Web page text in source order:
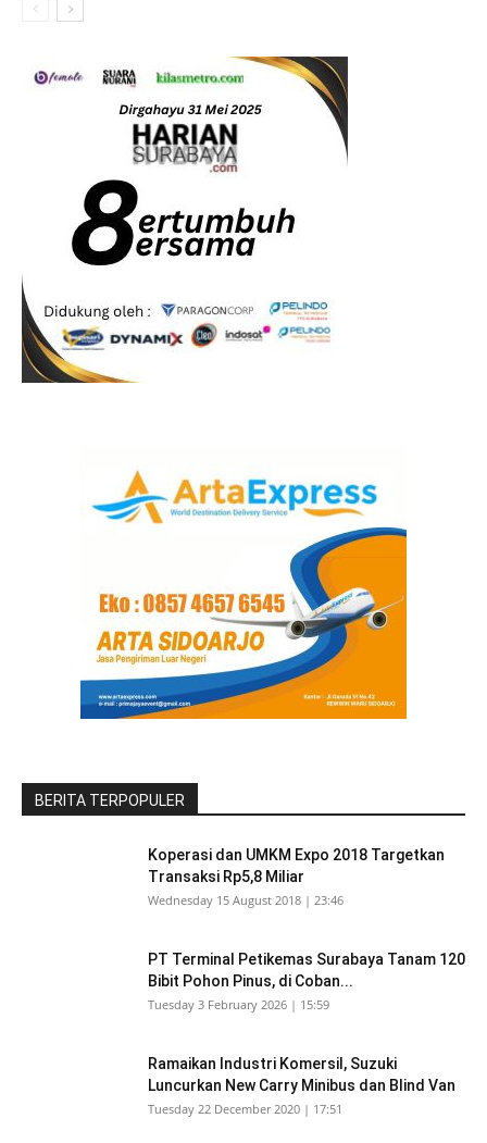
BERITA TERPOPULER
Koperasi dan UMKM Expo 2018 Targetkan
Transaksi Rp5,8 Miliar
Wednesday 15 August 2018 | 23:46
PT Terminal Petikemas Surabaya Tanam 120
Bibit Pohon Pinus, di Coban...
Tuesday 3 February 2026 | 15:59
Ramaikan Industri Komersil, Suzuki
Luncurkan New Carry Minibus dan Blind Van
Tuesday 22 December 2020 | 17:51